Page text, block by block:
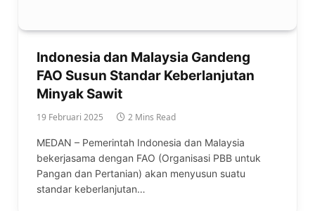
Indonesia dan Malaysia Gandeng
FAO Susun Standar Keberlanjutan
Minyak Sawit
19 Februari 2025 2 Mins Read
MEDAN – Pemerintah Indonesia dan Malaysia
bekerjasama dengan FAO (Organisasi PBB untuk
Pangan dan Pertanian) akan menyusun suatu
standar keberlanjutan…